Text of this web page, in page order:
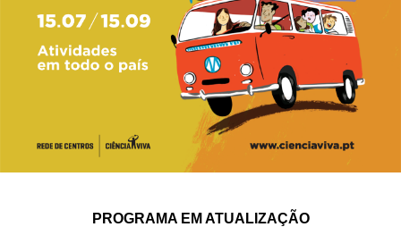
PROGRAMA EM ATUALIZAÇÃO